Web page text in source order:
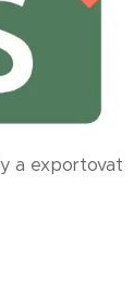
a exportovat